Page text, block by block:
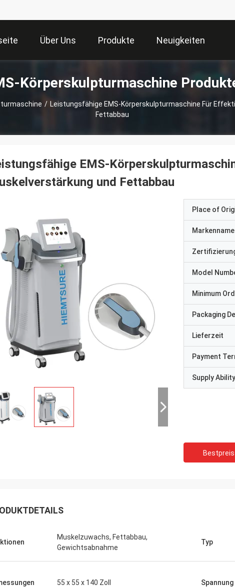
Über Uns Produkte Neuigkeiten
Körperskulpturmaschine
/ Leistungsfähige EMS-Körperskulpturmaschine Für
Fettabbau
EMS-
und Fettabbau
Place of
Markenname
Model
Minimum
Packaging
Lieferzeit
Payment
Supply Ability
Bestpreis
Muskelzuwachs, Fettabbau,
Gewichtsabnahme
Typ
55 x 55 x 140 Zoll Spannung